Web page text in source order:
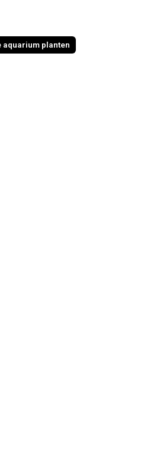
bestelde en de volgende
doet het beter met een
opruimen van ervan. Niet
aquarium planten